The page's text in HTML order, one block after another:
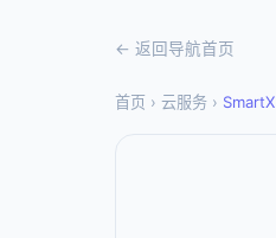
← 返回导航首页
首页 › 云服务 › SmartX